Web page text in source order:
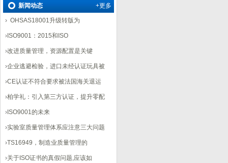
+更多
新闻动态
› OHSAS18001升级转版为
› ISO9001：2015和ISO
›改进质量管理，资源配置是关键
›企业逃避检验，进口未经认证玩具被
›CE认证不符合要求被法国海关退运
›柏学礼：引入第三方认证，提升零配
› ISO9001的未来
›实验室质量管理体系应注意三大问题
›TS16949，制造业质量管理的
›关于ISO证书的真假问题,应该如